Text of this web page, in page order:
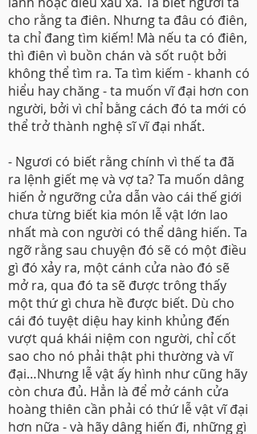
cho rằng ta điên. Nhưng ta đâu có điên,
ta chỉ đang tìm kiếm! Mà nếu ta có điên,
thì điên vì buồn chán và sốt ruột bởi
không thể tìm ra. Ta tìm kiếm - khanh có
hiểu hay chăng - ta muốn vĩ đại hơn con
người, bởi vì chỉ bằng cách đó ta mới có
thể trở thành nghệ sĩ vĩ đại nhất.
- Ngươi có biết rằng chính vì thế ta đã
ra lệnh giết mẹ và vợ ta? Ta muốn dâng
hiến ở ngưỡng cửa dẫn vào cái thế giới
chưa từng biết kia món lễ vật lớn lao
nhất mà con người có thể dâng hiến. Ta
ngỡ rằng sau chuyện đó sẽ có một điều
gì đó xảy ra, một cánh cửa nào đó sẽ
mở ra, qua đó ta sẽ được trông thấy
một thứ gì chưa hề được biết. Dù cho
cái đó tuyệt diệu hay kinh khủng đến
vượt quá khái niệm con người, chỉ cốt
sao cho nó phải thật phi thường và vĩ
đại…Nhưng lễ vật ấy hình như cũng hãy
còn chưa đủ. Hẳn là để mở cánh cửa
hoàng thiên cần phải có thứ lễ vật vĩ đại
hơn nữa - và hãy dâng hiến đi, những gì